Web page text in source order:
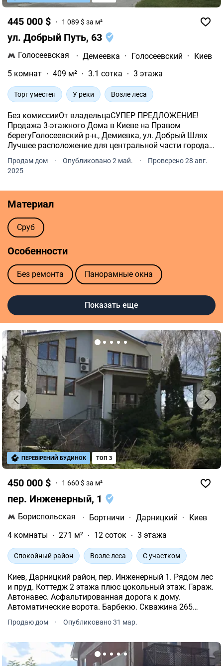
445 000 $ 1 089 $ за м²
ул. Добрый Путь, 63
Голосеевская · Демеевка · Голосеевский ·
Киев
5 комнат
409 м² 3.1 сотка 3 этажа
Торг уместен У реки Возле леса
Без комиссииОт владельцаСУПЕР ПРЕДЛОЖЕНИЕ!
Продажа 3-этажного Дома в Киеве на Правом
берегуГолосеевский р-н., Демиевка, ул. Добрый Шлях
Лучшее расположение для центральной части города,
Тихое-Релаксованное место рядом с Голосеевским
Парком и каскадными озерами До Крещатика на авто
10/15 минут.
Продам дом · Опубликовано 2 май. ·
Проверено 28 авг.
2025
Материал
Сруб
Особенности
Без ремонта Панорамные окна
С ремонтом
По цене
10 000 usd 15 000 usd 20 000 usd
25 000 usd 30 000 usd 35 000 usd
40 000 usd 5 000 usd 50 000 usd
Недорого
Показать еще
450 000 $ 1 660 $ за м²
пер. Инженерный, 1
Бориспольская · Бортничи · Дарницкий ·
Киев
4 комнаты
271 м² 12 соток 3 этажа
Спокойный район Возле леса С участком
Киев, Дарницкий район, пер. Инженерный 1. Рядом лес
и пруд. Коттедж 2 этажа плюс цокольный этаж. Гараж.
Автонавес. Асфальтированная дорога к дому.
Автоматические ворота. Барбекю. Скважина 265
Городская канализация.
Продаю дом · Опубликовано 31 мар.
ПЕРЕВІРЕНИЙ БУДИНОК ТОП 3